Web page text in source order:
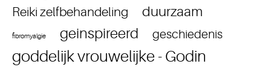
Reiki zelfbehandeling
duurzaam
fibromyalgie geinspireerd geschiedenis
goddelijk vrouwelijke - Godin